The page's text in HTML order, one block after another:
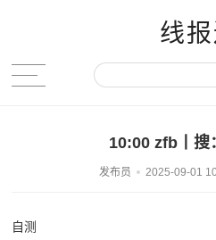
线
10:00 zfb丨搜
发布员 2025-09-01
自测